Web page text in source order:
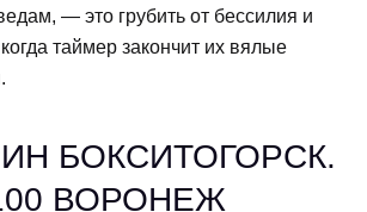
— это грубить от бессилия и
таймер закончит их вялые
БОКСИТОГОРСК.
ВОРОНЕЖ